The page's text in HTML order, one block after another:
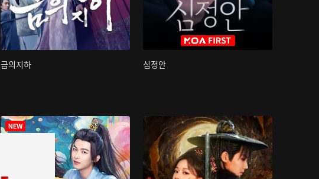
금의지하 심정안